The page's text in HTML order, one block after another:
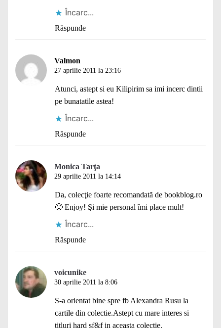
Încarc...
Răspunde
Valmon
27 aprilie 2011 la 23:16
Atunci, astept si eu Kilipirim sa imi incerc dintii
pe bunatatile astea!
Încarc...
Răspunde
Monica Tarţa
29 aprilie 2011 la 14:14
Da, colecţie foarte recomandată de bookblog.ro
🙂 Enjoy! Şi mie personal îmi place mult!
Încarc...
Răspunde
voicunike
30 aprilie 2011 la 8:06
S-a orientat bine spre fb Alexandra Rusu la
cartile din colectie.Astept cu mare interes si
titluri hard sf&f in aceasta colectie.